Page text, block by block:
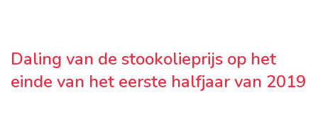
Daling van de stookolieprijs op het
einde van het eerste halfjaar van 2019